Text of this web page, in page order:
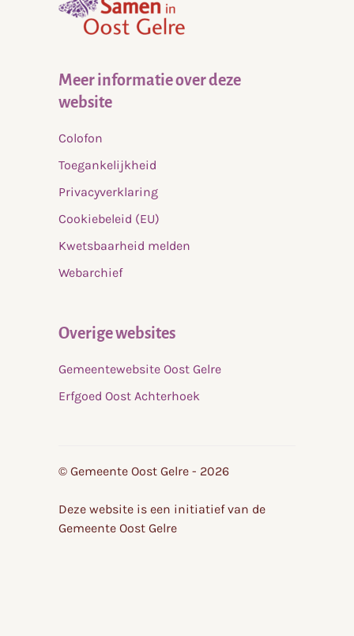
Meer informatie over deze
website
Colofon
Toegankelijkheid
Privacyverklaring
Cookiebeleid (EU)
Kwetsbaarheid melden
Webarchief
Overige websites
Gemeentewebsite Oost Gelre
Erfgoed Oost Achterhoek
© Gemeente Oost Gelre - 2026
Deze website is een initiatief van de
Gemeente Oost Gelre